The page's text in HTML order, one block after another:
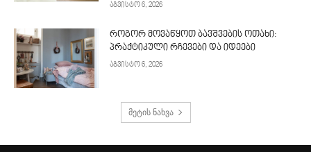
აგვისტო 6, 2026
როგორ მოვაწყოთ ბავშვების ოთახი:
პრაქტიკული რჩევები და იდეები
აგვისტო 6, 2026
მეტის ნახვა